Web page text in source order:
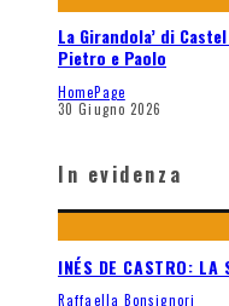
La Girandola’ di
Pietro e Paolo
HomePage
30 Giugno 2026
In evidenza
INÉS DE CASTRO: LA
Raffaella Bonsignori